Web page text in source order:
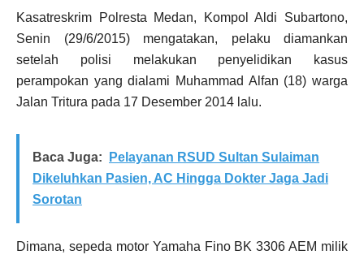
Kasatreskrim Polresta Medan, Kompol Aldi Subartono,
Senin (29/6/2015) mengatakan, pelaku diamankan
setelah polisi melakukan penyelidikan kasus
perampokan yang dialami Muhammad Alfan (18) warga
Jalan Tritura pada 17 Desember 2014 lalu.
Baca Juga:
Pelayanan RSUD Sultan Sulaiman
Dikeluhkan Pasien, AC Hingga Dokter Jaga Jadi
Sorotan
Dimana, sepeda motor Yamaha Fino BK 3306 AEM milik